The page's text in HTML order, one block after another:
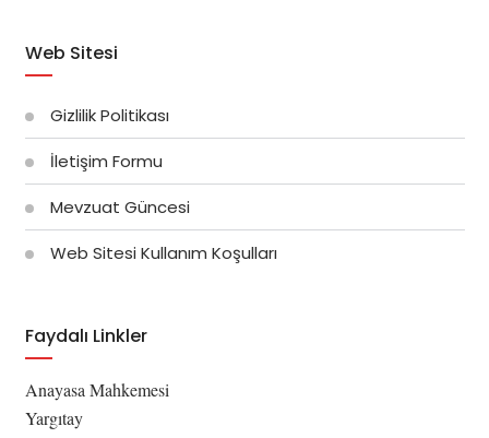
Web Sitesi
Gizlilik Politikası
İletişim Formu
Mevzuat Güncesi
Web Sitesi Kullanım Koşulları
Faydalı Linkler
Anayasa Mahkemesi
Yargıtay